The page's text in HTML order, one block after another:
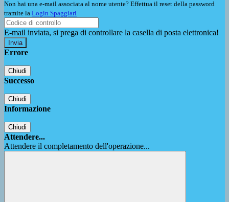
Non hai una e-mail associata al nome utente? Effettua il reset della password
tramite la Login Spaggiari
E-mail inviata, si prega di controllare la casella di posta elettronica!
Errore
Chiudi
Successo
Chiudi
Informazione
Chiudi
Attendere...
Attendere il completamento dell'operazione...